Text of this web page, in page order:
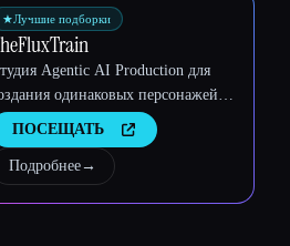
★Лучшие подборки
Agentic AI Production для
одинаковых персонажей,
процессов и видео
ПОСЕЩАТЬ
Подробнее→